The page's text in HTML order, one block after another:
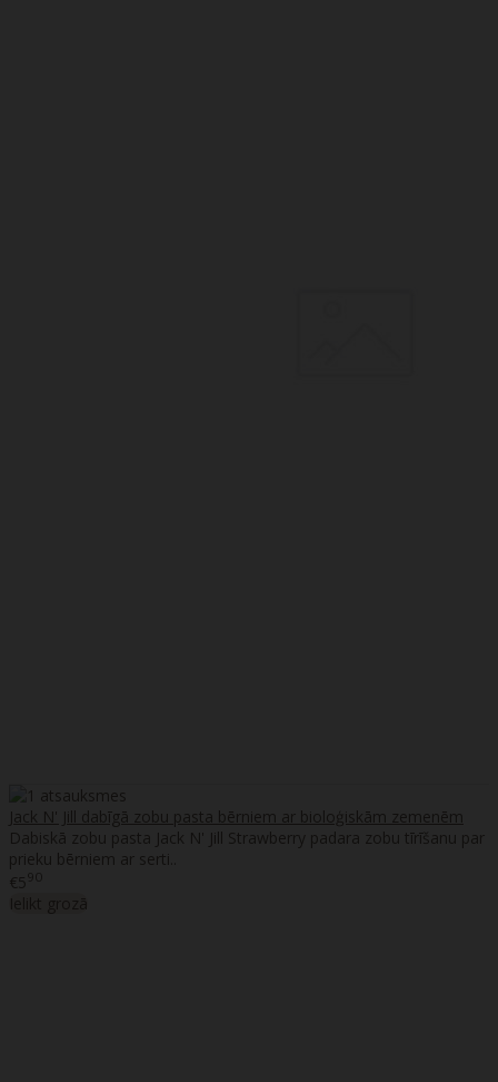
Jack N' Jill dabīgā zobu pasta bērniem ar bioloģiskām zemenēm
Dabiskā zobu pasta Jack N' Jill Strawberry padara zobu tīrīšanu par
prieku bērniem ar serti..
€590
Ielikt grozā